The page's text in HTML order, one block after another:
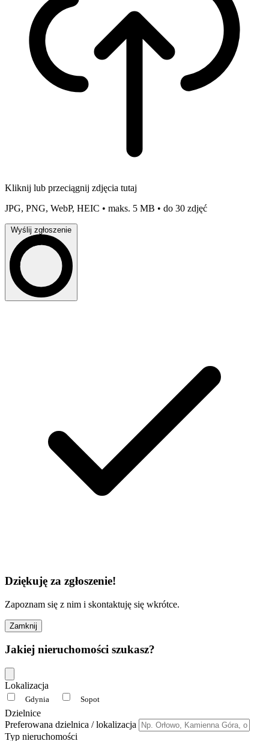
Kliknij lub przeciągnij zdjęcia tutaj
JPG, PNG, WebP, HEIC • maks. 5 MB • do 30 zdjęć
Wyślij zgłoszenie
Dziękuję za zgłoszenie!
Zapoznam się z nim i skontaktuję się wkrótce.
Zamknij
Jakiej nieruchomości szukasz?
Lokalizacja
Gdynia Sopot
Dzielnice
Preferowana dzielnica / lokalizacja
Typ nieruchomości